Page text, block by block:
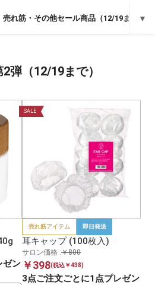
売れ筋・その他セール商品（12/19まで）
▼
弾（12/19まで）
ゼン
SALE
売れ筋アイテム 即日発送
耳キャップ (100枚入)
サロン価格 :￥800
￥398(税込￥438)
3点ご注文ごとに1点プレゼン